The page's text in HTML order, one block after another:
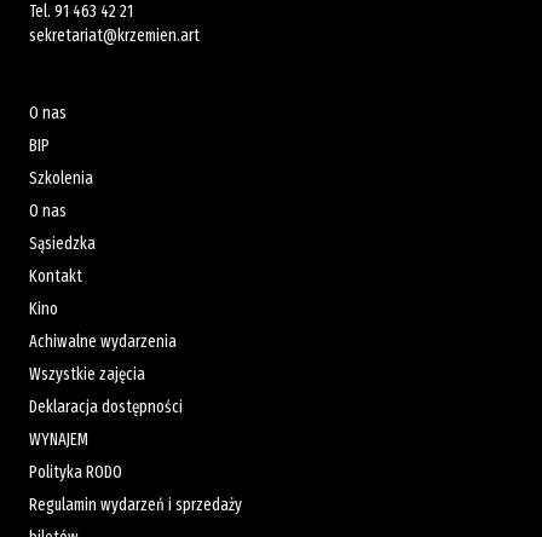
Tel. 91 463 42 21
sekretariat@krzemien.art
O nas
BIP
Szkolenia
O nas
Sąsiedzka
Kontakt
Kino
Achiwalne wydarzenia
Wszystkie zajęcia
Deklaracja dostępności
WYNAJEM
Polityka RODO
Regulamin wydarzeń i sprzedaży